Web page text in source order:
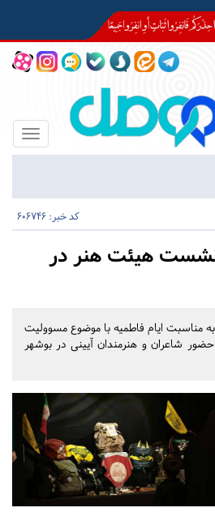
Toggle
کد خبر: 606746
هیئت هنر در
ایام فاطمیه با موضوع مسوولیت
شاعران و هنرمندان آیینی در بوشهر